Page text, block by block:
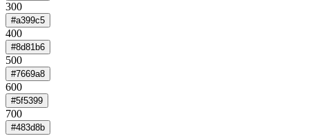
300
#a399c5
400
#8d81b6
500
#7669a8
600
#5f5399
700
#483d8b